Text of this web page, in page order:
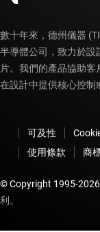
數十年來，德州儀器
半導體公司，致力於設
片。我們的產品協助
在設計中提供核心控制
可及性
使用條款
商
© Copyright 1995-2026
利。